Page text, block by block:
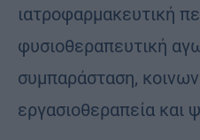
ιατροφαρμακευτική
φυσιοθεραπευτική
συμπαράσταση,
εργασιοθεραπεία και